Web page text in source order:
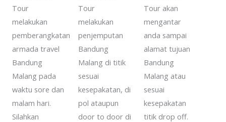
Tour
melakukan
pemberangkatan
armada travel
Bandung
Malang pada
waktu sore dan
malam hari.
Silahkan
Tour
melakukan
penjemputan
Bandung
Malang di titik
sesuai
kesepakatan, di
pol ataupun
door to door di
Tour akan
mengantar
anda sampai
alamat tujuan
Bandung
Malang atau
sesuai
kesepakatan
titik drop off.